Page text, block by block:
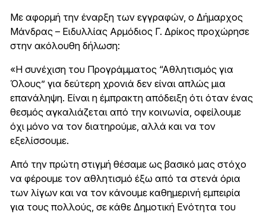
Με αφορμή την έναρξη των εγγραφών, ο Δήμαρχος
Μάνδρας – Ειδυλλίας Αρμόδιος Γ. Δρίκος προχώρησε
στην ακόλουθη δήλωση:
«Η συνέχιση του Προγράμματος “Αθλητισμός για
Όλους” για δεύτερη χρονιά δεν είναι απλώς μια
επανάληψη. Είναι η έμπρακτη απόδειξη ότι όταν ένας
θεσμός αγκαλιάζεται από την κοινωνία, οφείλουμε
όχι μόνο να τον διατηρούμε, αλλά και να τον
εξελίσσουμε.
Από την πρώτη στιγμή θέσαμε ως βασικό μας στόχο
να φέρουμε τον αθλητισμό έξω από τα στενά όρια
των λίγων και να τον κάνουμε καθημερινή εμπειρία
για τους πολλούς, σε κάθε Δημοτική Ενότητα του